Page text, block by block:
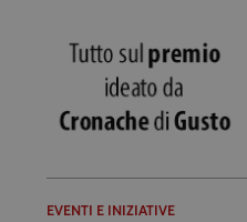
EVENTI E INIZIATIVE